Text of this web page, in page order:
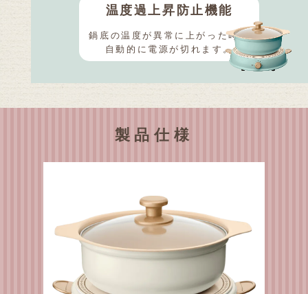
温度過上昇防止機能
鍋底の温度が異常に上がった時に
自動的に電源が切れます。
製品仕様